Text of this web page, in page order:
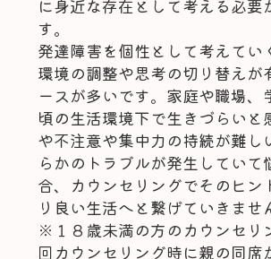
に身近な存在として考える必要
す。
発達障害を個性として考えてい
環境の調整や思考の切り替えが
ースが多いです。家庭や職場、
頃の生活環境下で生きづらいと
や不注意や集中力の持続が難し
らかのトラブルが発生していて
合、カウンセリングでそのヒン
り良い生活へと繋げていきませ
※１８歳未満の方のカウンセリ
回カウンセリング時に親の同席